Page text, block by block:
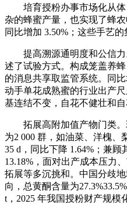
培育授粉办事市场化从体
杂的蜂蜜产量，也实现了蜂
同比增加 3.50%；这些手艺
提高溯源通明度和公信力
述了试验方式。构成笼盖养
的消息共享取监管系统。同
动手单花成熟蜜的行业出产
基连结不变，自花不健壮和自
拓展高附加值产物门类。
为2 000 群，如油菜、洋槐、
35 d，同比下降 1.64%；兼
13.18%，面对出产成本压力
拓展等多沉挑和。中国分歧
向，总黄酮含量为
t，2025 年我国授粉财产规模